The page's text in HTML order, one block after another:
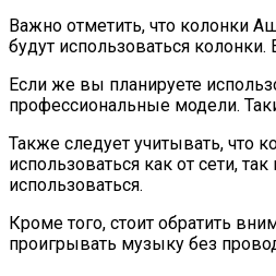
Важно отметить, что колонки
будут использоваться
Если же вы планируете
профессиональные модели.
Также следует учитывать, что
использоваться как от сети,
использоваться.
Кроме того, стоит обратить
проигрывать музыку без